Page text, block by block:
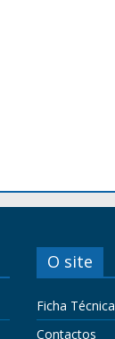
O site
Ficha Técnica
Contactos